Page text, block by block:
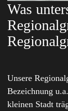
Was
Unsere
Bezeichnung
kleinen Stadt